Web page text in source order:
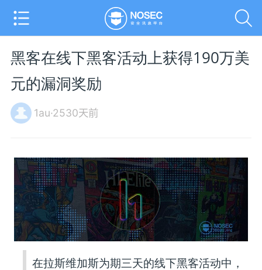
黑客在线下黑客活动上获得190万美
元的漏洞奖励
1au·2530天前
在拉斯维加斯为期三天的线下黑客活动中，